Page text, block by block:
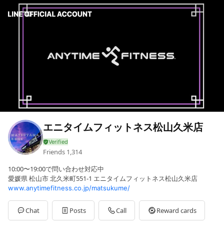
エニタイムフィットネス松山久米店
Friends 1,314
10:00〜19:00で問い合わせ対応中
愛媛県 松山市 北久米町551-1 エニタイムフィットネス松山久米店
www.anytimefitness.co.jp/matsukume/
Chat Posts Call Reward cards